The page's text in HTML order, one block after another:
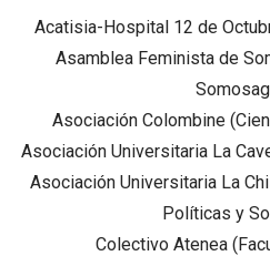
Acatisia-Hospital 12 de
Asamblea Feminista de
Asociación Colombine
Asociación Universitaria La
Asociación Universitaria La
Políticas y
Colectivo Atenea